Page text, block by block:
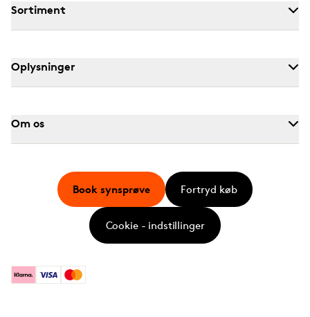
Sortiment
Oplysninger
Om os
KlarnaVisa Mastercard
Book synsprøve Fortryd køb
Cookie - indstillinger